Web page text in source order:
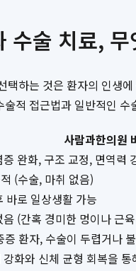
수술 치료,
택하는 것은 환자의 인생
적 접근법과 일반적인
사람과한의원
증 완화, 구조 교정, 면역력
(수술, 마취 없음)
바로 일상생활 가능
음 (간혹 경미한 멍이나 근
증 환자, 수술이 두렵거나
강화와 신체 균형 회복을